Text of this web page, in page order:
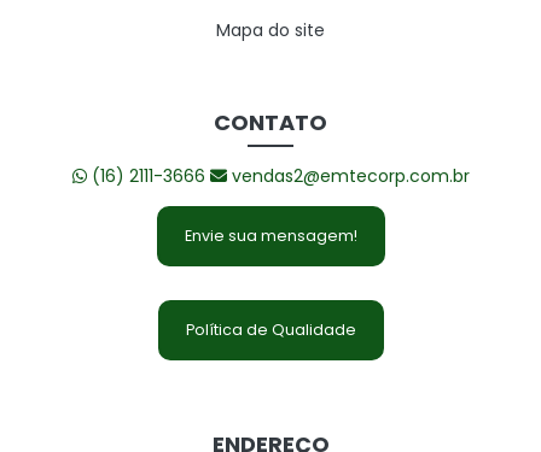
Mapa do site
CONTATO
(16) 2111-3666 vendas2@emtecorp.com.br
Envie sua mensagem!
Política de Qualidade
ENDEREÇO